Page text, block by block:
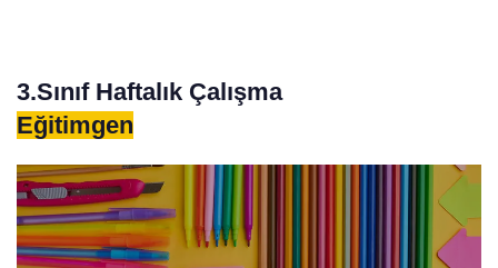
3.Sınıf Haftalık Çalışma
Eğitimgen